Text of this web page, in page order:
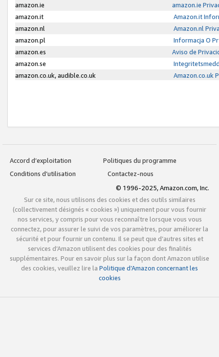
amazon.ie
amazon.ie
amazon.it
Amazon.it
amazon.nl
Amazon.nl
amazon.pl
Informacja O
amazon.es
Aviso de
amazon.se
amazon.co.uk, audible.co.uk
Amazon.co.uk
Accord d’exploitation
Politiques du programme
Conditions d’utilisation
Contactez-nous
© 1996-2025, Amazon.com, Inc.
Sur ce site, nous utilisons des cookies et des outils similaires
(collectivement désignés « cookies ») uniquement pour vous fournir
nos services, y compris pour vous reconnaître lorsque vous vous
connectez, pour assurer le suivi de vos paramètres, pour améliorer la
sécurité et pour fournir un contenu. Il se peut que d’autres sites et
services d’Amazon utilisent des cookies pour des finalités
supplémentaires. Pour en savoir plus sur la façon dont Amazon utilise
des cookies, veuillez lire la Politique d’Amazon concernant les
cookies